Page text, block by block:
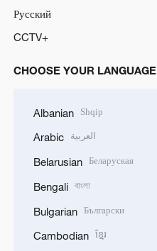
Русский
CCTV+
CHOOSE YOUR LANGUAGE
Albanian Shqip
Arabic العربية
Belarusian Беларуская
Bengali বাংলা
Bulgarian Български
Cambodian ខ្មែរ